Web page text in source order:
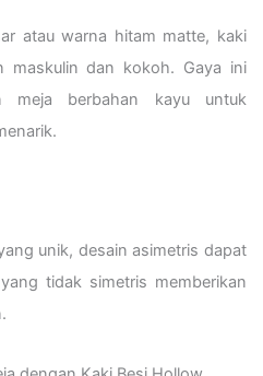
atau warna hitam matte, kaki
maskulin dan kokoh. Gaya ini
meja berbahan kayu untuk
unik, desain asimetris dapat
tidak simetris memberikan